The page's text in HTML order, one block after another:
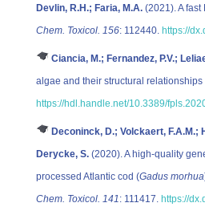
Devlin, R.H.; Faria, M.A. (2021). A
Chem. Toxicol. 156: 112440. https://
Ciancia, M.; Fernandez, P.V.;
algae and their structural
https://hdl.handle.net/10.3389/
Deconinck, D.; Volckaert, F.A.M.;
Derycke, S. (2020). A high-quality
processed Atlantic cod (Gadus morhua
Chem. Toxicol. 141: 111417. https://